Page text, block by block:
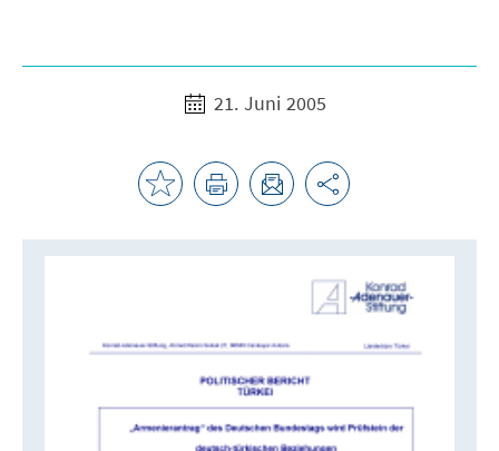
21. Juni 2005